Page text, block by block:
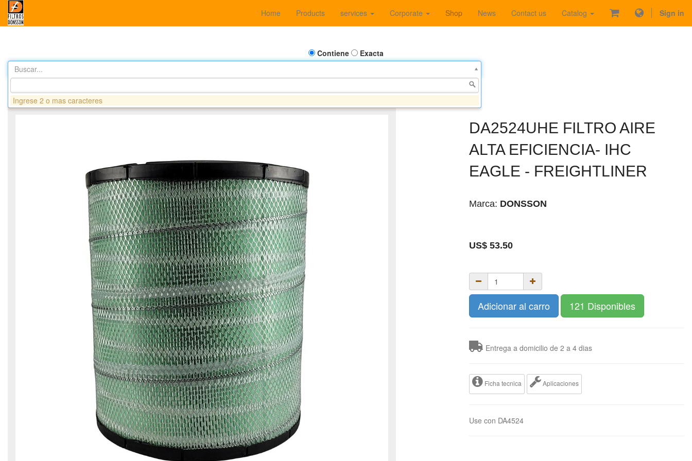
Home Products services Corporate Shop News Contact us Catalog Sign in
Contiene
Exacta
Buscar...
DA2524UHE FILTRO AIRE
ALTA EFICIENCIA- IHC
EAGLE - FREIGHTLINER
Marca: DONSSON
US$ 53.50
Adicionar al carro 121 Disponibles
Entrega a domicilio de 2 a 4 dias
Ficha tecnica Aplicaciones
Use con DA4524
Ingrese 2 o mas caracteres